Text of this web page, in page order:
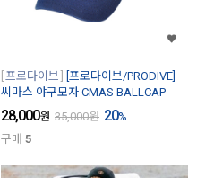
프로다이브
[프로다이브/PRODIVE]
씨마스 야구모자 CMAS BALLCAP
28,000원 35,000원 20%
구매 5